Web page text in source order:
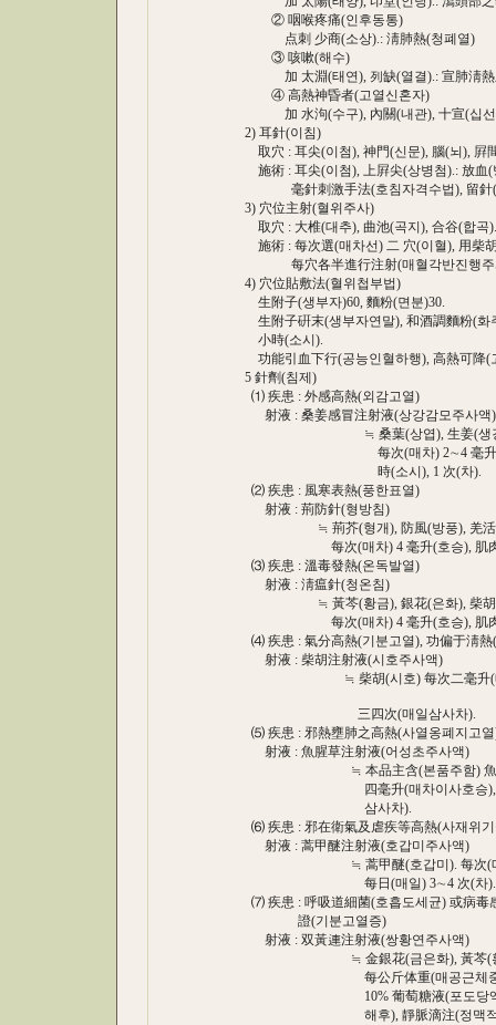
② 咽喉疼痛(인후동통)
点刺 少商(소상).: 淸肺熱(청폐열)
③ 咳嗽(해수)
加 太淵(태연), 列缺(열결).: 宣肺淸熱
④ 高熱神昏者(고열신혼자)
加 水泃(수구), 內關(내관), 十宣(십선).:
2) 耳針(이침)
取穴 : 耳尖(이첨), 神門(신문), 腦(뇌), 屛
施術 : 耳尖(이첨), 上屛尖(상병첨).: 放血(
毫針刺激手法(호침자격수법), 留針(류
3) 穴位主射(혈위주사)
取穴 : 大椎(대추), 曲池(곡지), 合谷(합곡).
施術 : 每次選(매차선) 二 穴(이혈), 用柴胡
每穴各半進行注射(매혈각반진행주
4) 穴位貼敷法(혈위첩부법)
生附子(생부자)60, 麵粉(면분)30.
生附子硏末(생부자연말), 和酒調麵粉(
小時(소시).
功能引血下行(공능인혈하행), 高熱可降(
5 針劑(침제)
⑴ 疾患 : 外感高熱(외감고열)
射液 : 桑姜感冒注射液(상강감모주사액)
≒ 桑葉(상엽), 生姜(생
每次(매차) 2∼4 毫升(호
時(소시), 1 次(차
⑵ 疾患 : 風寒表熱(풍한표열)
射液 : 荊防針(형방침)
≒ 荊芥(형개), 防風(방풍), 羌活(강
每次(매차) 4 毫升(호승), 肌肉注射(
⑶ 疾患 : 溫毒發熱(온독발열)
射液 : 淸瘟針(청온침)
≒ 黃芩(황금), 銀花(은화), 柴胡(시
每次(매차) 4 毫升(호승), 肌肉注射(
⑷ 疾患 : 氣分高熱(기분고열), 功偏于淸熱(
射液 : 柴胡注射液(시호주사액)
≒ 柴胡(시호) 每次二毫升(매
三四次(매일삼사차).
⑸ 疾患 : 邪熱壅肺之高熱(사열옹폐지고
射液 : 魚腥草注射液(어성초주사액)
≒ 本品主含(본품주함) 魚腥
四毫升(매차이사호승), 肌肉注
삼사차).
⑹ 疾患 : 邪在衛氣及虐疾等高熱(사재위기
射液 : 蒿甲醚注射液(호갑미주사액)
≒ 蒿甲醚(호갑미). 每次(매차) 2
每日(매일) 3∼4 次(차).
⑺ 疾患 : 呼吸道細菌(호흡도세균) 或病
證(기분고열증)
射液 : 双黃連注射液(쌍황연주사액)
≒ 金銀花(금은화), 黃芩(황금),
每公斤体重(매공근체중)
10% 葡萄糖液(포도당액), 或生
해후), 靜脈滴注(정맥적주), 每